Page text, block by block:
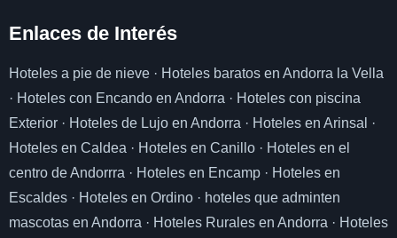
Enlaces de Interés
Hoteles a pie de nieve · Hoteles baratos en Andorra la Vella
· Hoteles con Encando en Andorra · Hoteles con piscina
Exterior · Hoteles de Lujo en Andorra · Hoteles en Arinsal
·
Hoteles en Caldea · Hoteles en Canillo · Hoteles en el
centro de Andorrra · Hoteles en Encamp · Hoteles en
Escaldes · Hoteles en Ordino · hoteles que adminten
mascotas en Andorra · Hoteles Rurales en Andorra · Hoteles